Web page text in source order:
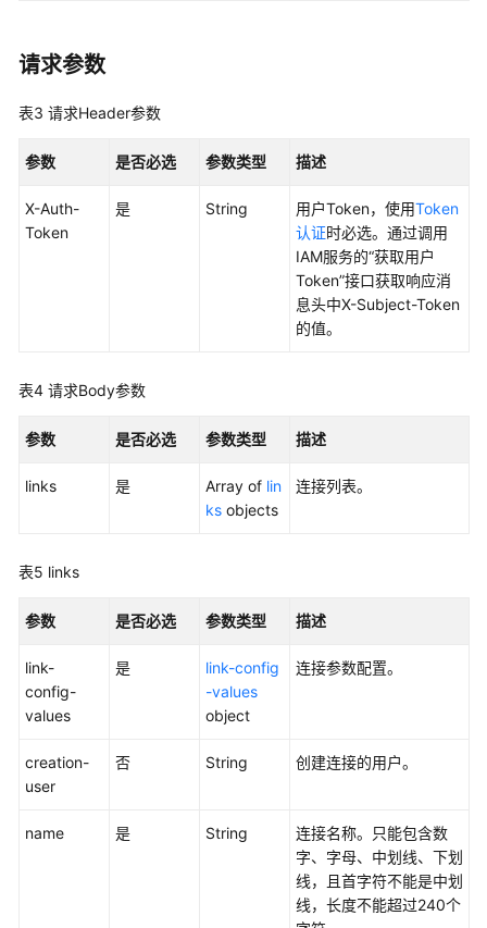
读
API
如
集
接
请求参数
表3 请求Header参数
参数 是否必选 参数类型 描述
X-Auth-
Token
是 String 用户Token，使用Token
认证时必选。通过调用
IAM服务的“获取用户
Token”接口获取响应消
息头中X-Subject-Token
的值。
表4 请求Body参数
参数 是否必选 参数类型 描述
links 是 Array of lin
ks objects
连接列表。
表5 links
参数 是否必选 参数类型 描述
link-
config-
values
是
link-config
-values
object
连接参数配置。
creation-
user
否 String 创建连接的用户。
name 是 String
连接名称。只能包含数
字、字母、中划线、下划
线，且首字符不能是中划
线，长度不能超过240个